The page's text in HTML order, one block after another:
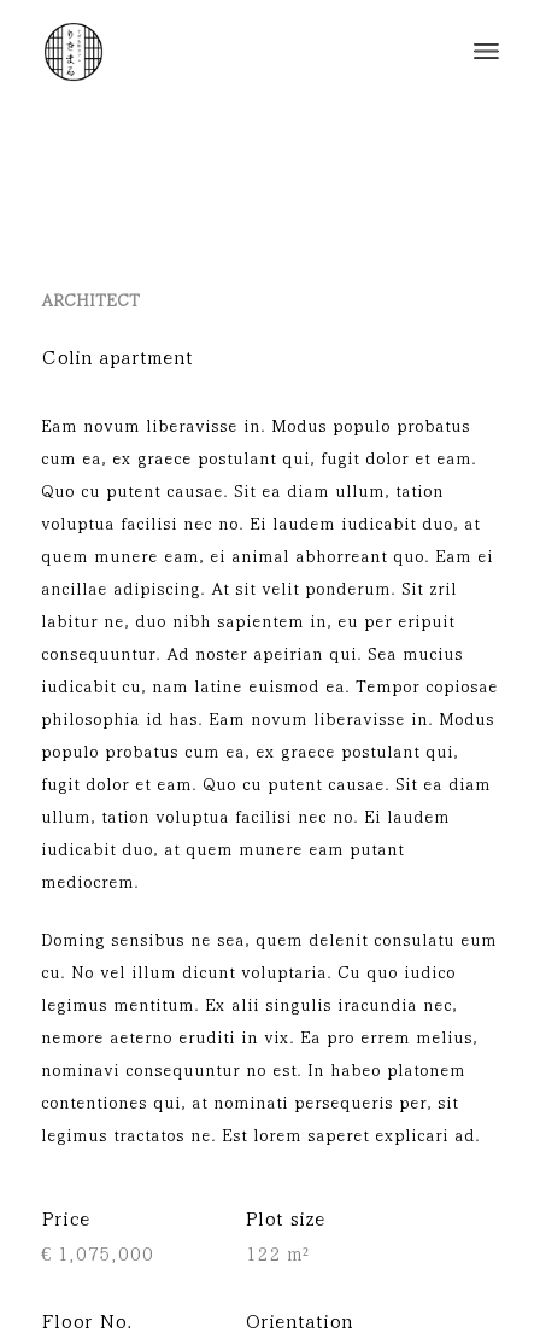
ARCHITECT
Colin apartment
Eam novum liberavisse in. Modus populo probatus
cum ea, ex graece postulant qui, fugit dolor et eam.
Quo cu putent causae. Sit ea diam ullum, tation
voluptua facilisi nec no. Ei laudem iudicabit duo, at
quem munere eam, ei animal abhorreant quo. Eam ei
ancillae adipiscing. At sit velit ponderum. Sit zril
labitur ne, duo nibh sapientem in, eu per eripuit
consequuntur. Ad noster apeirian qui. Sea mucius
iudicabit cu, nam latine euismod ea. Tempor copiosae
philosophia id has. Eam novum liberavisse in. Modus
populo probatus cum ea, ex graece postulant qui,
fugit dolor et eam. Quo cu putent causae. Sit ea diam
ullum, tation voluptua facilisi nec no. Ei laudem
iudicabit duo, at quem munere eam putant
mediocrem.
Doming sensibus ne sea, quem delenit consulatu eum
cu. No vel illum dicunt voluptaria. Cu quo iudico
legimus mentitum. Ex alii singulis iracundia nec,
nemore aeterno eruditi in vix. Ea pro errem melius,
nominavi consequuntur no est. In habeo platonem
contentiones qui, at nominati persequeris per, sit
legimus tractatos ne. Est lorem saperet explicari ad.
Price
€ 1,075,000
Plot size
122 m²
Floor No.
Orientation